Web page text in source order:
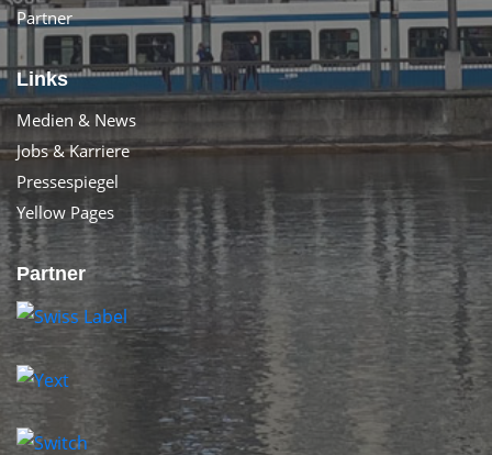
Partner
Links
Medien & News
Jobs & Karriere
Pressespiegel
Yellow Pages
Partner